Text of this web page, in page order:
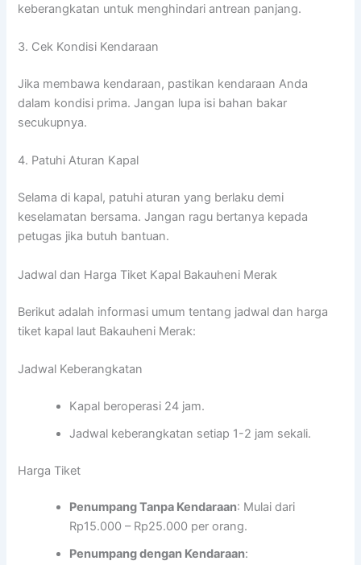
keberangkatan untuk menghindari antrean panjang.
3. Cek Kondisi Kendaraan
Jika membawa kendaraan, pastikan kendaraan Anda
dalam kondisi prima. Jangan lupa isi bahan bakar
secukupnya.
4. Patuhi Aturan Kapal
Selama di kapal, patuhi aturan yang berlaku demi
keselamatan bersama. Jangan ragu bertanya kepada
petugas jika butuh bantuan.
Jadwal dan Harga Tiket Kapal Bakauheni Merak
Berikut adalah informasi umum tentang jadwal dan harga
tiket kapal laut Bakauheni Merak:
Jadwal Keberangkatan
Kapal beroperasi 24 jam.
Jadwal keberangkatan setiap 1-2 jam sekali.
Harga Tiket
Penumpang Tanpa Kendaraan: Mulai dari
Rp15.000 – Rp25.000 per orang.
Penumpang dengan Kendaraan: